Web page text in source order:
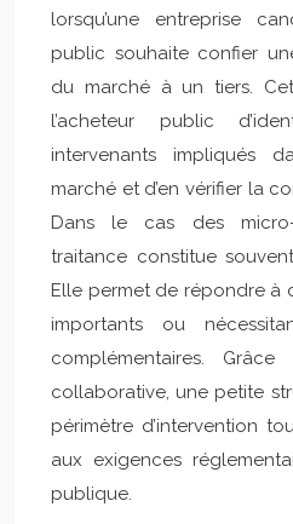
lorsqu’une entreprise
public souhaite confier
du marché à un tiers.
l’acheteur public
intervenants impliqués
marché et d’en vérifier la
Dans le cas des
traitance constitue
Elle permet de répondre à
importants ou
complémentaires.
collaborative, une petite
périmètre d’intervention
aux exigences
publique.